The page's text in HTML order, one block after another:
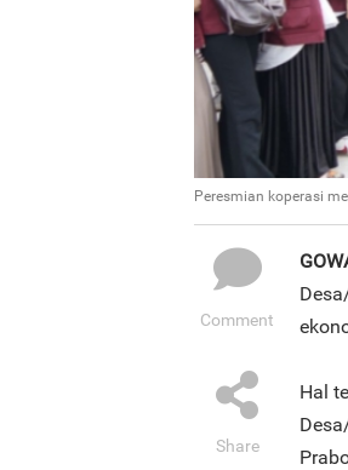
Peresmian koperasi
Comment
Share
Hal